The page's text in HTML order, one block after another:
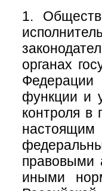
1.
органах
Федерации
функции и
контроля в
правовыми
иными